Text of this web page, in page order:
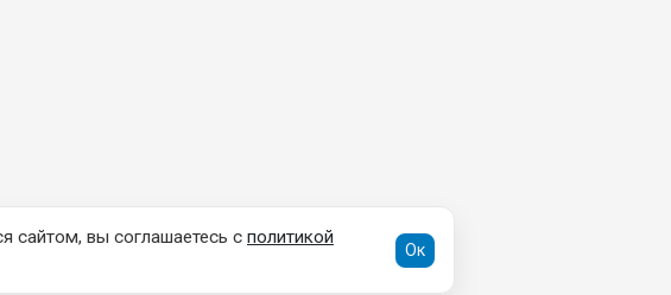
сайтом, вы соглашаетесь с политикой
Ок